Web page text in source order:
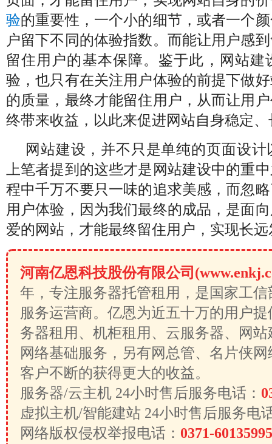
验的重要性，一个小的细节，或者一个
户留下不同的体验指数。而能让用户感
留住用户的基本保障。鉴于此，网站建
验，也只有在关注用户体验的前提下做
的质量，最终才能留住用户，从而让用
终带来收益，以此来促进网站自身稳定
网站建设，并不只是单纯的页面设
上笔者提到的这些才是网站建设中的重
程中千万不要只一味的追求美感，而忽
用户体验，因为我们最终的成品，是面
爱的网站，才能最终留住用户，实现长
河南亿恩科技股份有限公司
年，专注服务器托管租用，是国家工
服务运营商。亿恩为近五十万的用户
务器租用、机柜租用、云服务器、网
网络基础服务，另有网总管、名片侠
客户不断的获得更大的收益。
服务器/云主机 24小时售后服务电话：
虚拟主机/智能建站 24小时售后服务电
网络版权侵权举报电话： 0371-60135995